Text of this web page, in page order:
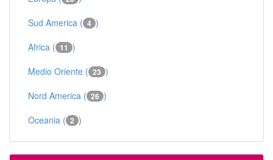
Sud America ( 4 )
Africa ( 11 )
Medio Oriente ( 23 )
Nord America ( 26 )
Oceania ( 2 )